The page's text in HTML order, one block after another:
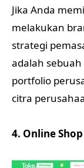
Jika Anda
melakukan
strategi
adalah
portfolio
citra
4. Online Shop